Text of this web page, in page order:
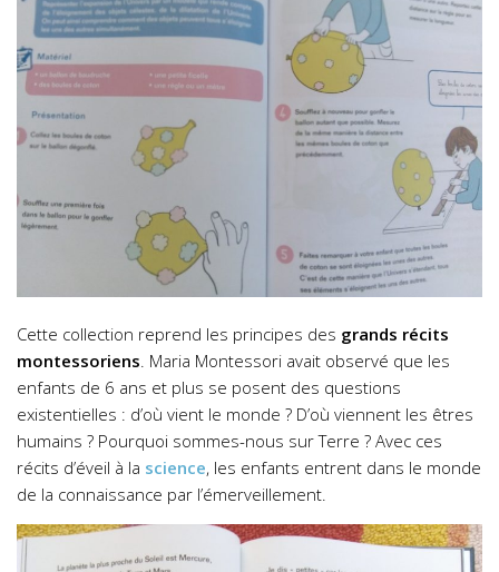
Cette collection reprend les principes des grands récits
montessoriens . Maria Montessori avait observé que les
enfants de 6 ans et plus se posent des questions
existentielles : d’où vient le monde ? D’où viennent les êtres
humains ? Pourquoi sommes-nous sur Terre ? Avec ces
récits d’éveil à la science, les enfants entrent dans le monde
de la connaissance par l’émerveillement.